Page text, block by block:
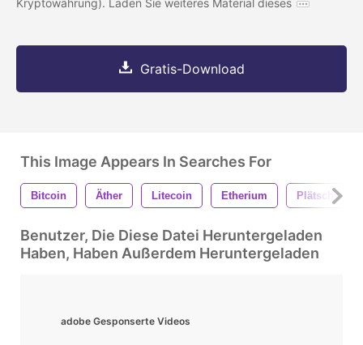
Kryptowährung). Laden Sie weiteres Material dieses
Gratis-Download
This Image Appears In Searches For
Bitcoin Äther Litecoin Etherium Plätschern
Benutzer, Die Diese Datei Heruntergeladen
Haben, Haben Außerdem Heruntergeladen
adobe Gesponserte Videos